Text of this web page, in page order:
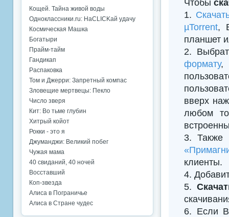
Чтобы
1.
µTorrent,
планшет
2.
формату,
вверх
любом
3. Также
клиенты.
4.
5.
6. Если
Кощей. Тайна живой воды
Одноклассники.ru: НаCLICKай удачу
Космическая Машка
Богатыри
Прайм-тайм
Гандикап
Распаковка
Том и Джерри: Запретный компас
Зловещие мертвецы: Пекло
Число зверя
Кит: Во тьме глубин
Хитрый койот
Рокки - это я
Джуманджи: Великий побег
Чужая мама
40 свиданий, 40 ночей
Восставший
Коп-звезда
Алиса в Пограничье
Алиса в Стране чудес